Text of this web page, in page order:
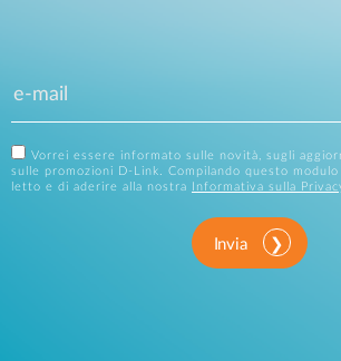
Vorrei essere informato sulle novità, sugli
sulle promozioni D-Link. Compilando questo
letto e di aderire alla nostra
Informativa sulla
Invia